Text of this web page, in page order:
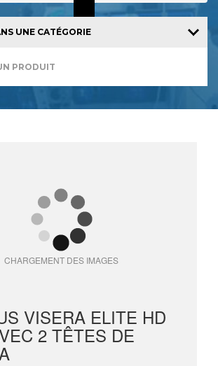
CHARGEMENT DES IMAGES
VISERA ELITE HD
2 TÊTES DE